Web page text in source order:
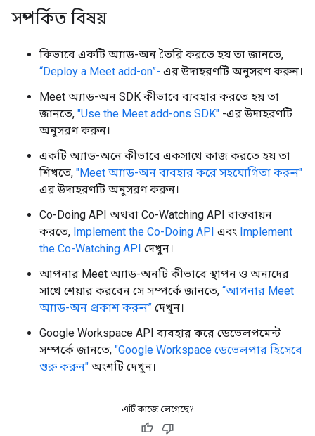
সম্পর্কিত বিষয়
কিভাবে একটি অ্যাড-অন তৈরি করতে হয় তা জানতে,
“Deploy a Meet add-on”- এর উদাহরণটি অনুসরণ করুন।
Meet অ্যাড-অন SDK কীভাবে ব্যবহার করতে হয় তা
জানতে, "Use the Meet add-ons SDK" -এর উদাহরণটি
অনুসরণ করুন।
একটি অ্যাড-অনে কীভাবে একসাথে কাজ করতে হয় তা
শিখতে, "Meet অ্যাড-অন ব্যবহার করে সহযোগিতা করুন"
এর উদাহরণটি অনুসরণ করুন।
Co-Doing API অথবা Co-Watching API বাস্তবায়ন
করতে, Implement the Co-Doing API এবং Implement
the Co-Watching API দেখুন।
আপনার Meet অ্যাড-অনটি কীভাবে স্থাপন ও অন্যদের
সাথে শেয়ার করবেন সে সম্পর্কে জানতে, “আপনার Meet
অ্যাড-অন প্রকাশ করুন” দেখুন।
Google Workspace API ব্যবহার করে ডেভেলপমেন্ট
সম্পর্কে জানতে, "Google Workspace ডেভেলপার হিসেবে
শুরু করুন" অংশটি দেখুন।
এটি কাজে লেগেছে?